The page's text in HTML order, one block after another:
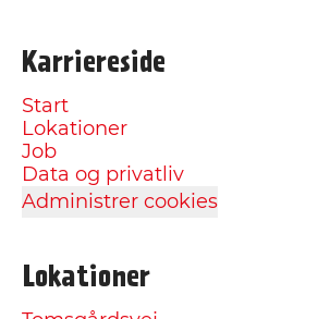
Karriereside
Start
Lokationer
Job
Data og privatliv
Administrer cookies
Lokationer